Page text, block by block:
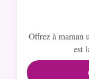
Offrez à maman
est